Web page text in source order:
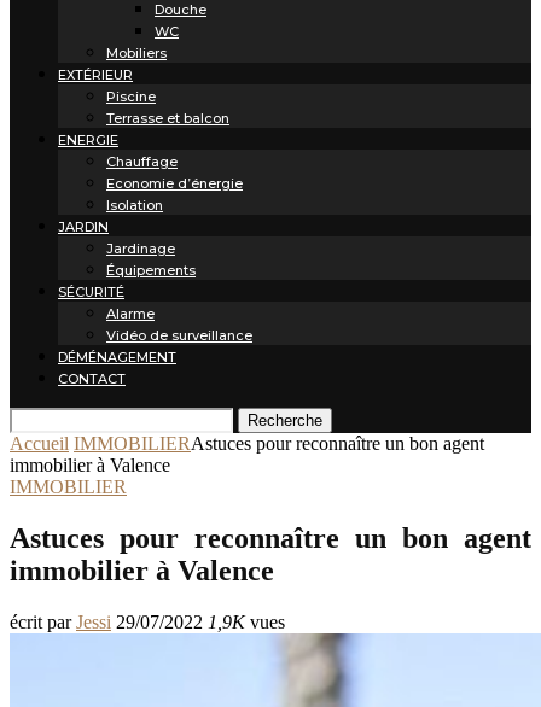
Douche
WC
Mobiliers
EXTÉRIEUR
Piscine
Terrasse et balcon
ENERGIE
Chauffage
Economie d’énergie
Isolation
JARDIN
Jardinage
Équipements
SÉCURITÉ
Alarme
Vidéo de surveillance
DÉMÉNAGEMENT
CONTACT
Recherche
Accueil IMMOBILIERAstuces pour reconnaître un bon agent
immobilier à Valence
IMMOBILIER
Astuces pour reconnaître un bon agent
immobilier à Valence
écrit parJessi 29/07/2022 1,9Kvues